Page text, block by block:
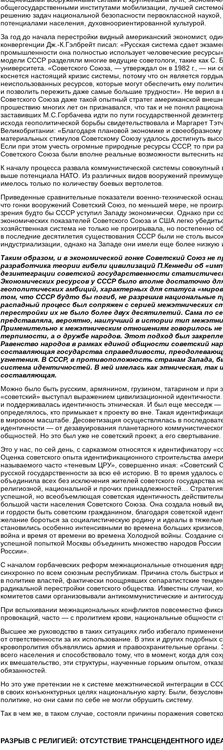
общегосударственными институтами мобилизации, лучшей
решению задач национальной безопасности первоклассной
потенциалами населения, духовноориентированной культурой.
За год до начала перестройки видный американский экономист,
конвергенции Дж.-К.Гэлбрейт писал: «Русская система сдает
промышленности она полностью использует человеческие
модели СССР разделяли многие ведущие советологи, такие как С.
университета. «Советского Союза, — утверждал он в 1982 г., — ни
коснется настоящий кризис системы, потому что он является
неиспользованных ресурсов, которые могут обеспечить ему
и позволить пережить даже самые большие трудности». Не верил в
Советского Союза даже такой опытный стратег американской
прошествию многих лет он признавался, что так и не понял
заставивших М.С.Горбачева идти по пути государственной
исхода геополитической борьбы свидетельствовала и Маргарет
Великобритании: «Благодаря плановой экономике и
материальных стимулов Советскому Союзу удалось достигнуть
Если при этом учесть огромные природные ресурсы СССР, то при
Советского Союза были вполне реальные возможности вытеснить
К началу процесса развала коммунистической системы
выше потенциала НАТО. Из различных видов вооружений
имелось только по количеству боевых вертолетов.
Приведенные сравнительные показатели военно-технической
что гонки вооружений Советский Союз, по меньшей мере, не
зрения будто бы СССР уступил Западу экономически. Однако при
экономических показателей Советского Союза и США легко
хозяйственная система не только не проигрывала, но постепенно
в последние десятилетия существования СССР были не столь
индустриализации, однако на Западе они имели еще более низкую
Таким образом, и в экономической гонке Советский Союз не
разработчика теории гибели цивилизаций П.Кеннеди об
дезинтеграции советской государственности
Экономических ресурсов у СССР было вполне достаточно
геополитических амбиций, характерных для статуса
том, что СССР будто бы погиб, не разрешив национальные
распадный процесс был сопряжен с серией межэтнических
перестройки их не было более двух десятилетий. Сама по
представляла, вероятно, наилучший в истории тип
Применительно к межэтническим отношениям говорилось
терпимости, а о дружбе народов. Этот подход был
Равенство народов в рамках единой общности советский
составляющая государства справедливости,
угнетения. В СССР, в противоположность странам Запада,
система идентичностей. В ней имелась как этническая, так
составляющая.
Можно было быть русским, армянином, грузином, татарином и при
«советский» выступал выражением цивилизационной
и поддерживалась идентичность этническая. И был еще месседж
определялось, кто примыкает к проекту во вне. Такая
в мировом масштабе. Десоветизация осуществлялась в
идентичности — от дезавуирования планетарного
общностей. Но это был уже не советский проект, а его свертывание.
Это у нас, по сей день, с сарказмом относятся к идентификатору
Оценка советского опыта идентификационного строительства
называемого часто «теневым ЦРУ», совершенно иная:
русской государственности за всю её историю. В то время удалось
объединила всех без исключения жителей советского государства
религиозной, национальной и прочих принадлежностей…
успешной, но всеобъемлющая советская идентичность
большой части населения Советского Союза. Она создала новый
и гордости быть советским гражданином, благодаря советской
желание бороться за социалистическую родину и идеалы в
становились особенно интенсивными во времена больших
война и время от времени во времена Холодной войны. Создание
успешной попыткой Москвы объединить множество народов
России».
С началом горбачевских реформ межнациональные отношения
синхронно по всем союзным республикам. Причина столь быстрых
в политике властей, фактически поощрявших сепаратистские
радикальной перестройки советского общества. Известны случаи,
комитетов сами организовывали антикоммунистические и
При вспыхивании межнациональных конфликтов повсеместно
провокаций, часто — с пролитием крови, национальные общности
Высшее же руководство в таких ситуациях либо избегало
от ответственности за их использование. В этих и других подобных
кровопролития объявлялись армия и правоохранительные органы.
всего населения и способствовало тому, что в момент, когда для
их вмешательство, эти структуры, наученные горьким опытом,
обязанностей.
Но это уже претензии не к системе межэтнической интеграции в
в своих конъюнктурных целях национальную карту. Были,
политике, но они сами по себе не могли обрушить систему.
Так в чем же, в таком случае, состояли причины поражения
РАЗРЫВ С РЕЛИГИЕЙ: ОТСУТСТВИЕ ТРАНСЦЕНДЕНТНОГО